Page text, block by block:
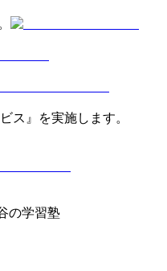
ス』を実施します。
の学習塾